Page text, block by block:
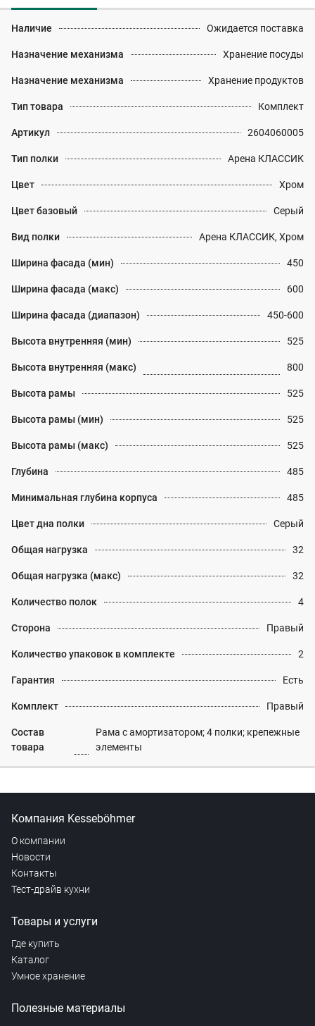
Наличие Ожидается поставка
Назначение механизма Хранение посуды
Назначение механизма Хранение продуктов
Тип товара Комплект
Артикул 2604060005
Тип полки Арена КЛАССИК
Цвет Хром
Цвет базовый Серый
Вид полки Арена КЛАССИК, Хром
Ширина фасада (мин) 450
Ширина фасада (макс) 600
Ширина фасада (диапазон) 450-600
Высота внутренняя (мин) 525
Высота внутренняя (макс) 800
Высота рамы 525
Высота рамы (мин) 525
Высота рамы (макс) 525
Глубина 485
Минимальная глубина корпуса 485
Цвет дна полки Серый
Общая нагрузка 32
Общая нагрузка (макс) 32
Количество полок 4
Сторона Правый
Количество упаковок в комплекте 2
Гарантия Есть
Комплект Правый
Состав
товара
Рама с амортизатором; 4 полки; крепежные
элементы
Компания Kesseböhmer
О компании
Новости
Контакты
Тест-драйв кухни
Товары и услуги
Где купить
Каталог
Умное хранение
Полезные материалы